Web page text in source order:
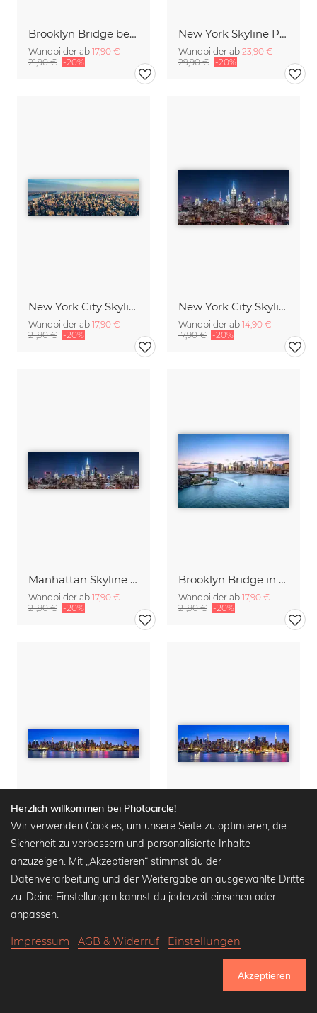
Brooklyn Bridge bei Sonnenuntergang
Wandbilder ab 17,90 €
21,90 € -20%
New York Skyline Panorama
Wandbilder ab 23,90 €
29,90 € -20%
New York City Skyline Luftaufnahme
Wandbilder ab 17,90 €
21,90 € -20%
New York City Skyline bei Nacht
Wandbilder ab 14,90 €
17,90 € -20%
Manhattan Skyline bei Nacht
Wandbilder ab 17,90 €
21,90 € -20%
Brooklyn Bridge in New York City
Wandbilder ab 17,90 €
21,90 € -20%
Wandbilder ab
23,90 €
29,90 € -20%
21,90 €
-20%
Herzlich willkommen bei Photocircle!
Wir verwenden Cookies, um unsere Seite zu optimieren, die
Sicherheit zu verbessern und personalisierte Inhalte
anzuzeigen. Mit „Akzeptieren“ stimmst du der
Datenverarbeitung und der Weitergabe an ausgewählte Dritte
zu. Deine Einstellungen kannst du jederzeit einsehen oder
anpassen.
Impressum AGB & Widerruf Einstellungen
Akzeptieren